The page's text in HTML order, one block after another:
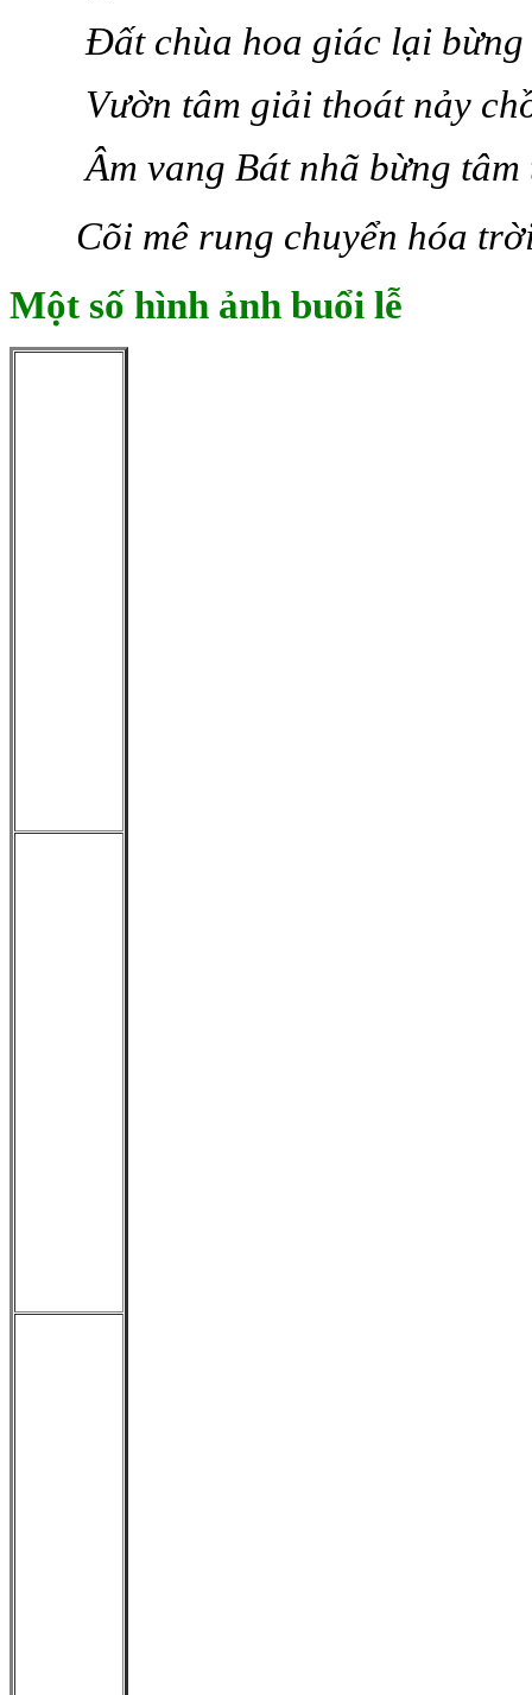
Đất chùa hoa giác lại bừng
Vườn tâm giải thoát nảy
Âm vang Bát nhã bừng tâm
Cõi mê rung chuyển hóa
Một số hình ảnh buổi lễ